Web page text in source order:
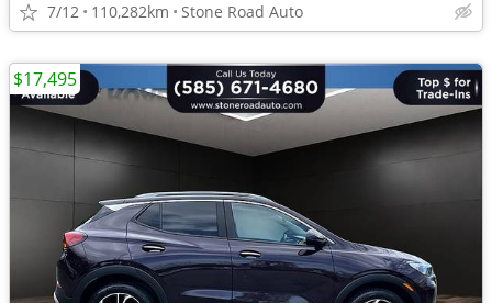
7/12 110,282km Stone Road Auto
$17,495